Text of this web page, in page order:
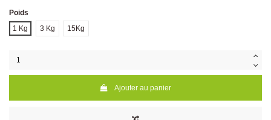
Poids
1 Kg
3 Kg 15Kg
Ajouter au panier